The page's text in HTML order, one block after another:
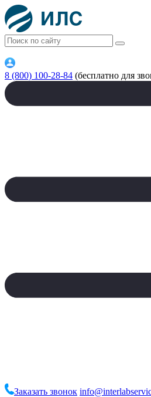
8 (800) 100-28-84 (бесплатно для
Заказать звонок